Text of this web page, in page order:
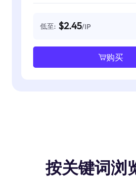
低至: $2.45/IP
购买
按关键词浏